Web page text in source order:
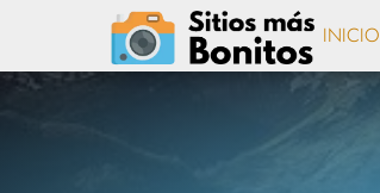
INICIO